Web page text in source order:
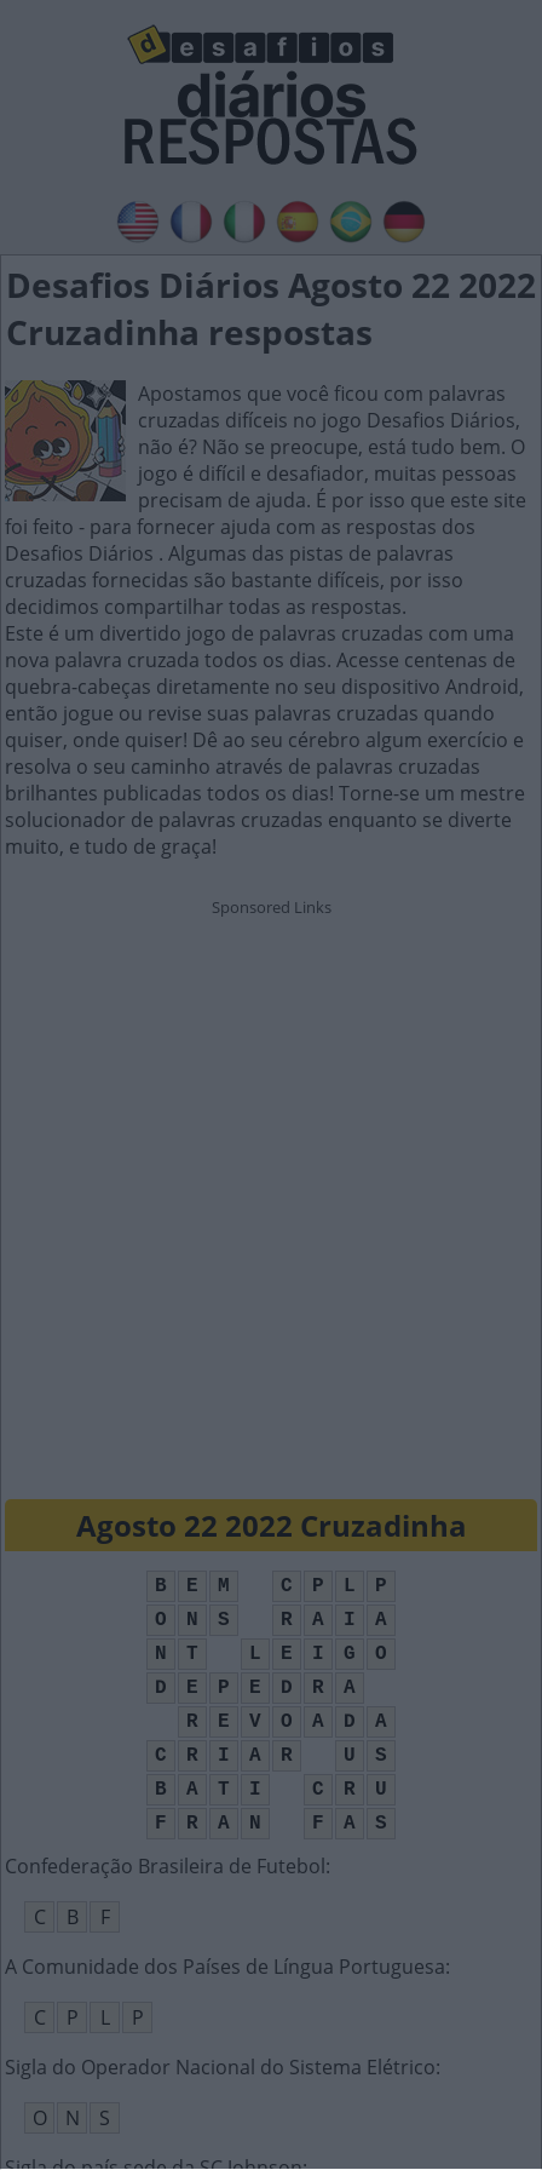
Desafios Diários Agosto 22 2022
Cruzadinha respostas
Apostamos que você ficou com palavras
cruzadas difíceis no jogo Desafios Diários,
não é? Não se preocupe, está tudo bem. O
jogo é difícil e desafiador, muitas pessoas
precisam de ajuda. É por isso que este site
foi feito - para fornecer ajuda com as respostas dos
Desafios Diários . Algumas das pistas de palavras
cruzadas fornecidas são bastante difíceis, por isso
decidimos compartilhar todas as respostas.
Este é um divertido jogo de palavras cruzadas com uma
nova palavra cruzada todos os dias. Acesse centenas de
quebra-cabeças diretamente no seu dispositivo Android,
então jogue ou revise suas palavras cruzadas quando
quiser, onde quiser! Dê ao seu cérebro algum exercício e
resolva o seu caminho através de palavras cruzadas
brilhantes publicadas todos os dias! Torne-se um mestre
solucionador de palavras cruzadas enquanto se diverte
muito, e tudo de graça!
Agosto 22 2022 Cruzadinha
B E M C P L
P
O
N S R A I
A
N
T L E I G
O
D
E P E D R
A
R
E V O A D
A
C
R I A R U
S
B
A T I C R
U
F
R A N F A S
Confederação Brasileira de Futebol:
C
B
F
A Comunidade dos Países de Língua Portuguesa:
C
P L
P
Sigla do Operador Nacional do Sistema Elétrico:
O
N
S